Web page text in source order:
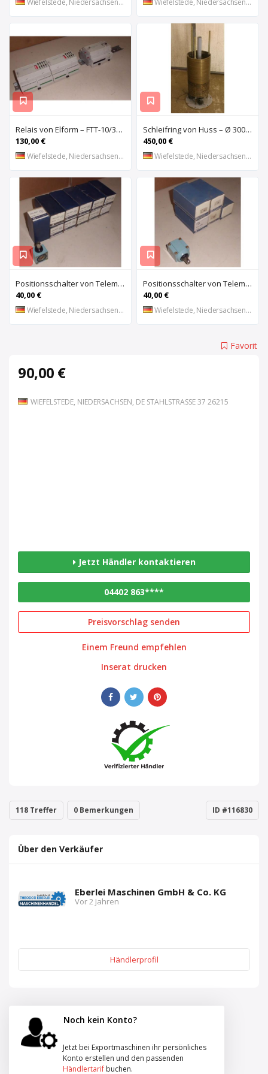
Wiefelstede, Niedersachsen, DE Wiefelstede, Niedersachsen, DE
Relais von Elform – FTT-10/3150
130,00 €
Wiefelstede, Niedersachsen, DE
Schleifring von Huss – Ø 300 mm
450,00 €
Wiefelstede, Niedersachsen, DE
Positionsschalter von Telemecanique – ZC2-JE01
40,00 €
Wiefelstede, Niedersachsen, DE
Positionsschalter von Telemecanique – ZC2-JE65
40,00 €
Wiefelstede, Niedersachsen, DE
Favorit
90,00 €
WIEFELSTEDE, NIEDERSACHSEN, DE STAHLSTRASSE 37 26215
Jetzt Händler kontaktieren
04402 863****
Preisvorschlag senden
Einem Freund empfehlen
Inserat drucken
118 Treffer 0 Bemerkungen ID #116830
Über den Verkäufer
Eberlei Maschinen GmbH & Co. KG
Vor 2 Jahren
Händlerprofil
Noch kein Konto?
Jetzt bei Exportmaschinen ihr persönliches
Konto erstellen und den passenden
Händlertarif buchen.